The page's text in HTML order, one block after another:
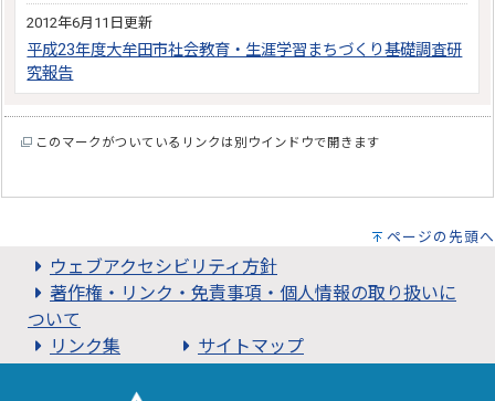
2012年6月11日更新
平成23年度大牟田市社会教育・生涯学習まちづくり基礎調査研
究報告
このマークがついているリンクは別ウインドウで開きます
ページの先頭へ
ウェブアクセシビリティ方針
著作権・リンク・免責事項・個人情報の取り扱いに
ついて
リンク集
サイトマップ